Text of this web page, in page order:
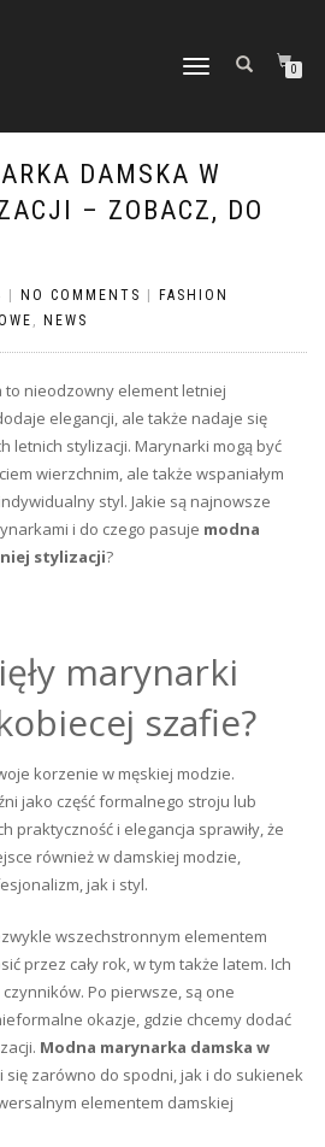
TOGGLE
0
DAMSKA W
– ZOBACZ, DO
NO COMMENTS
FASHION
, NEWS
to nieodzowny element letniej
elegancji, ale także nadaje się
letnich stylizacji. Marynarki mogą być
wierzchnim, ale także wspaniałym
styl. Jakie są najnowsze
i do czego pasuje modna
stylizacji?
marynarki
szafie?
korzenie w męskiej modzie.
jako część formalnego stroju lub
praktyczność i elegancja sprawiły, że
również w damskiej modzie,
jak i styl.
wszechstronnym elementem
przez cały rok, w tym także latem. Ich
Po pierwsze, są one
okazje, gdzie chcemy dodać
Modna marynarka damska w
się zarówno do spodni, jak i do sukienek
elementem damskiej